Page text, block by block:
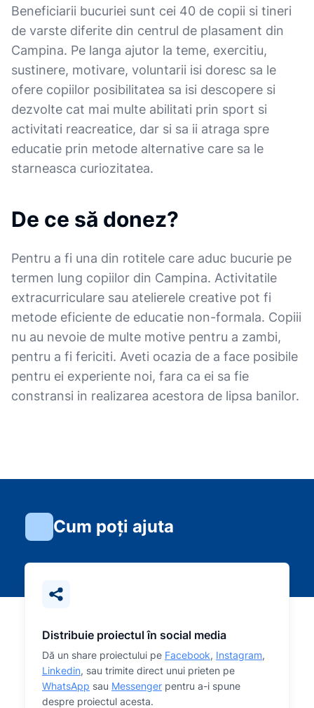
Beneficiarii bucuriei sunt cei 40 de copii si tineri
de varste diferite din centrul de plasament din
Campina. Pe langa ajutor la teme, exercitiu,
sustinere, motivare, voluntarii isi doresc sa le
ofere copiilor posibilitatea sa isi descopere si
dezvolte cat mai multe abilitati prin sport si
activitati reacreatice, dar si sa ii atraga spre
educatie prin metode alternative care sa le
starneasca curiozitatea.
De ce să donez?
Pentru a fi una din rotitele care aduc bucurie pe
termen lung copiilor din Campina. Activitatile
extracurriculare sau atelierele creative pot fi
metode eficiente de educatie non-formala. Copiii
nu au nevoie de multe motive pentru a zambi,
pentru a fi fericiti. Aveti ocazia de a face posibile
pentru ei experiente noi, fara ca ei sa fie
constransi in realizarea acestora de lipsa banilor.
Cum poți ajuta
Distribuie proiectul în social media
Dă un share proiectului pe Facebook, Instagram,
Linkedin, sau trimite direct unui prieten pe
WhatsApp sau Messenger pentru a-i spune
despre proiectul acesta.